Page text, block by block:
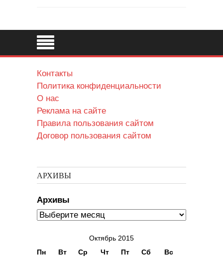
Контакты
Политика конфиденциальности
О нас
Реклама на сайте
Правила пользования сайтом
Договор пользования сайтом
АРХИВЫ
Архивы
Октябрь 2015
Пн
Вт Ср Чт Пт Сб Вс